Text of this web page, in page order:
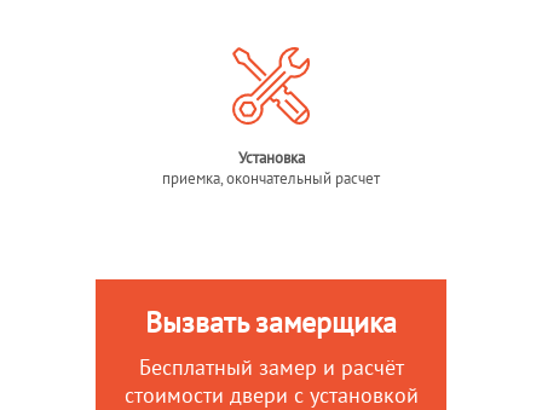
Установка
приемка, окончательный расчет
Вызвать замерщика
Бесплатный замер и расчёт
стоимости двери с установкой